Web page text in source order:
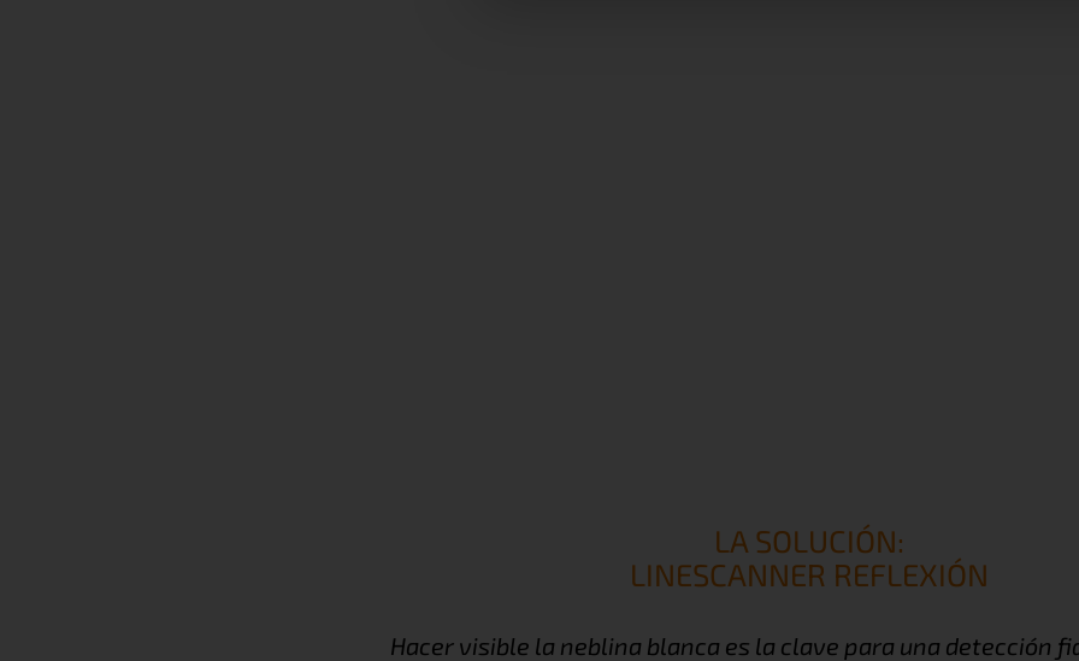
LA SOLUCIÓN:
LINESCANNER REFLEXIÓN
Hacer visible la neblina blanca es la clave para una detección